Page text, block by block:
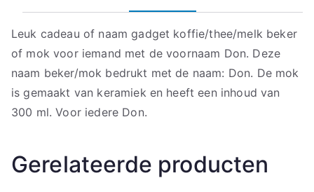
Leuk cadeau of naam gadget koffie/thee/melk beker
of mok voor iemand met de voornaam Don. Deze
naam beker/mok bedrukt met de naam: Don. De mok
is gemaakt van keramiek en heeft een inhoud van
300 ml. Voor iedere Don.
Gerelateerde producten